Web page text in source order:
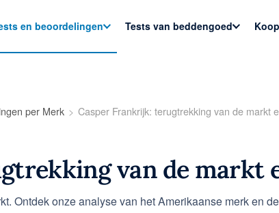
en beoordelingen Tests van beddengoed
per Merk Casper Frankrijk: terugtrekking van de markt
van de markt
Ontdek onze analyse van het Amerikaanse merk en